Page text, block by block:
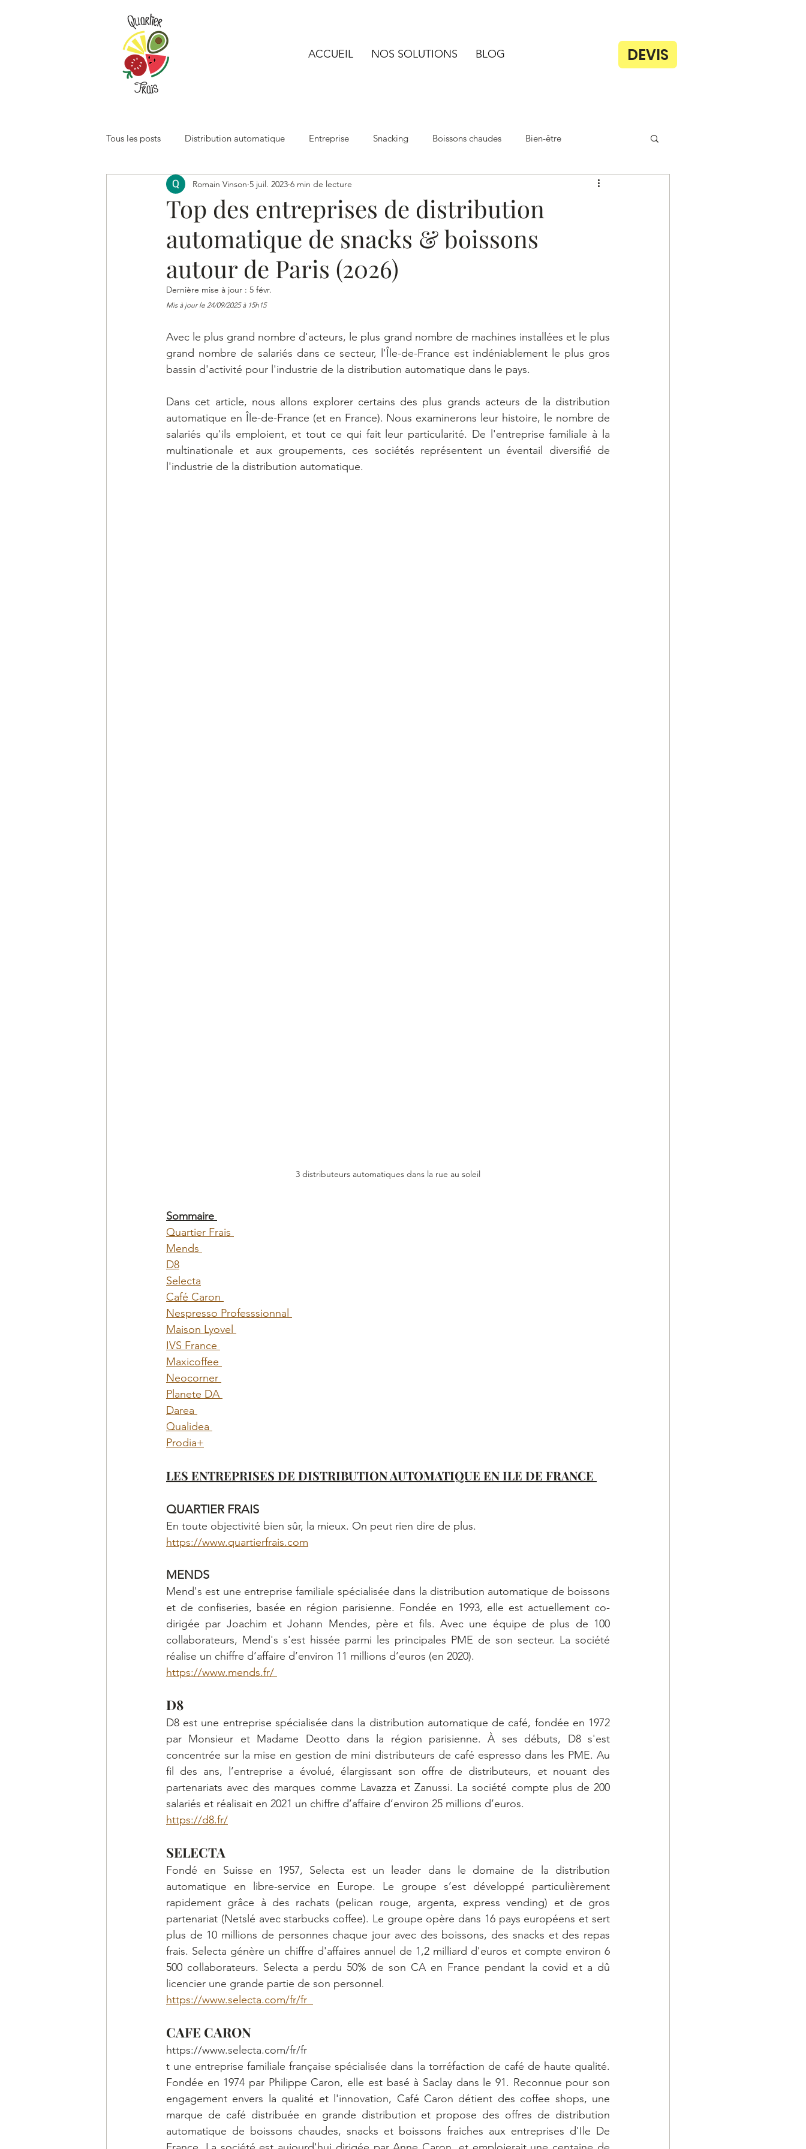
ACCUEIL NOS SOLUTIONS BLOG DEVIS
Tous les posts Distribution automatique Entreprise Snacking Boissons chaudes Bien-être
Les Fruits au bureau
Top des entreprises de distribution
automatique de snacks & boissons
autour de Paris (2026)
Romain Vinson 5 juil. 2023 6 min de lecture
Dernière mise à jour : 5 févr.
Mis à jour le 24/09/2025 à 15h15
Avec le plus grand nombre d'acteurs, le plus grand nombre de machines installées et le plus
grand nombre de salariés dans ce secteur, l'Île-de-France est indéniablement le plus gros
bassin d'activité pour l'industrie de la distribution automatique dans le pays.
Dans cet article, nous allons explorer certains des plus grands acteurs de la distribution
automatique en Île-de-France (et en France). Nous examinerons leur histoire, le nombre de
salariés qu'ils emploient, et tout ce qui fait leur particularité. De l'entreprise familiale à la
multinationale et aux groupements, ces sociétés représentent un éventail diversifié de
l'industrie de la distribution automatique.
3 distributeurs automatiques dans la rue au soleil
Sommaire
Quartier Frais
Mends
D8
Selecta
Café Caron
Nespresso Professsionnal
Maison Lyovel
IVS France
Maxicoffee
Neocorner
Planete DA
Darea
Qualidea
Prodia+
LES ENTREPRISES DE DISTRIBUTION AUTOMATIQUE EN ILE DE FRANCE
QUARTIER FRAIS
En toute objectivité bien sûr, la mieux. On peut rien dire de plus.
https://www.quartierfrais.com
MENDS
Mend's est une entreprise familiale spécialisée dans la distribution automatique de boissons
et de confiseries, basée en région parisienne. Fondée en 1993, elle est actuellement co-
dirigée par Joachim et Johann Mendes, père et fils. Avec une équipe de plus de 100
collaborateurs, Mend's s'est hissée parmi les principales PME de son secteur. La société
réalise un chiffre d’affaire d’environ 11 millions d’euros (en 2020).
https://www.mends.fr/
D8
D8 est une entreprise spécialisée dans la distribution automatique de café, fondée en 1972
par Monsieur et Madame Deotto dans la région parisienne. À ses débuts, D8 s'est
concentrée sur la mise en gestion de mini distributeurs de café espresso dans les PME. Au
fil des ans, l’entreprise a évolué, élargissant son offre de distributeurs, et nouant des
partenariats avec des marques comme Lavazza et Zanussi. La société compte plus de 200
salariés et réalisait en 2021 un chiffre d’affaire d’environ 25 millions d’euros.
https://d8.fr/
SELECTA
Fondé en Suisse en 1957, Selecta est un leader dans le domaine de la distribution
automatique en libre-service en Europe. Le groupe s’est développé particulièrement
rapidement grâce à des rachats (pelican rouge, argenta, express vending) et de gros
partenariat (Netslé avec starbucks coffee). Le groupe opère dans 16 pays européens et sert
plus de 10 millions de personnes chaque jour avec des boissons, des snacks et des repas
frais. Selecta génère un chiffre d'affaires annuel de 1,2 milliard d'euros et compte environ 6
500 collaborateurs. Selecta a perdu 50% de son CA en France pendant la covid et a dû
licencier une grande partie de son personnel.
https://www.selecta.com/fr/fr
CAFE CARON
https://www.selecta.com/fr/fr
t une entreprise familiale française spécialisée dans la torréfaction de café de haute qualité.
Fondée en 1974 par Philippe Caron, elle est basé à Saclay dans le 91. Reconnue pour son
engagement envers la qualité et l'innovation, Café Caron détient des coffee shops, une
marque de café distribuée en grande distribution et propose des offres de distribution
automatique de boissons chaudes, snacks et boissons fraiches aux entreprises d'Ile De